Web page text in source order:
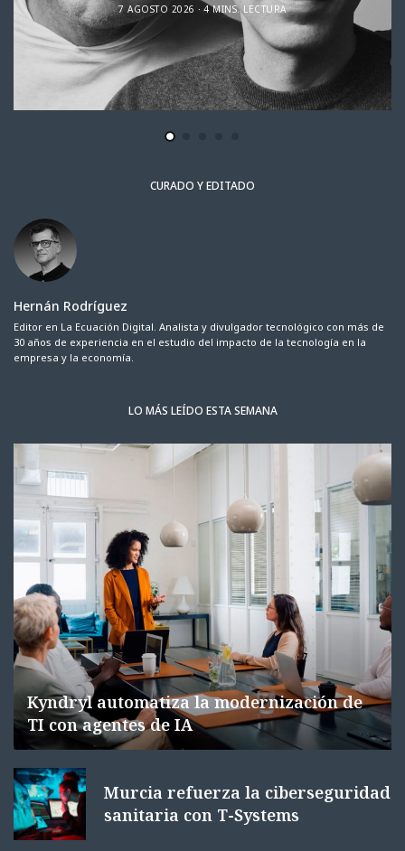
7 AGOSTO 2026 4 MINS. LECTURA
CURADO Y EDITADO
Hernán Rodríguez
Editor en La Ecuación Digital. Analista y divulgador tecnológico con más de
30 años de experiencia en el estudio del impacto de la tecnología en la
empresa y la economía.
LO MÁS LEÍDO ESTA SEMANA
Kyndryl automatiza la modernización de
TI con agentes de IA
Murcia refuerza la ciberseguridad
sanitaria con T-Systems